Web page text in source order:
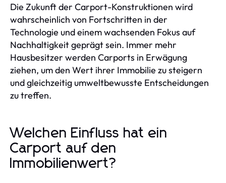
Die Zukunft der Carport-Konstruktionen wird
wahrscheinlich von Fortschritten in der
Technologie und einem wachsenden Fokus auf
Nachhaltigkeit geprägt sein. Immer mehr
Hausbesitzer werden Carports in Erwägung
ziehen, um den Wert ihrer Immobilie zu steigern
und gleichzeitig umweltbewusste Entscheidungen
zu treffen.
Welchen Einfluss hat ein
Carport auf den
Immobilienwert?